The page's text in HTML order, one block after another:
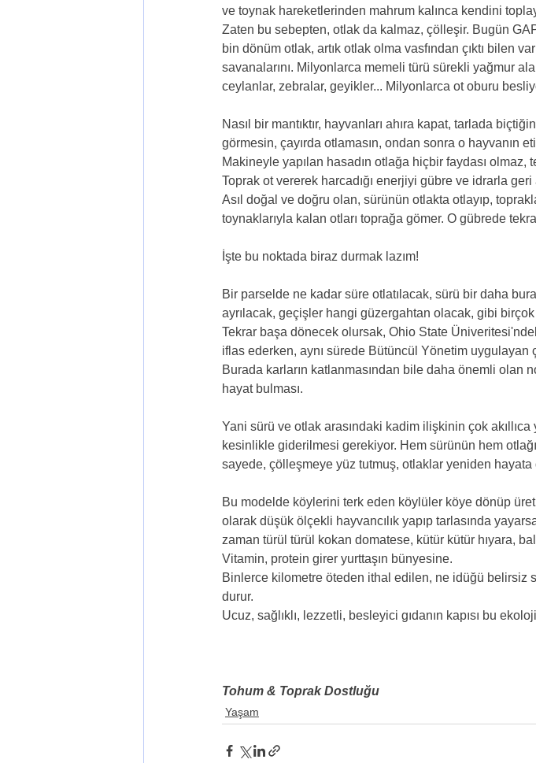
ve toynak hareketlerinden mahrum kalınca kendini
Zaten bu sebepten, otlak da kalmaz, çölleşir. Bugün
bin dönüm otlak, artık otlak olma vasfından çıktı bilen
savanalarını. Milyonlarca memeli türü sürekli yağmur
ceylanlar, zebralar, geyikler... Milyonlarca ot oburu
Nasıl bir mantıktır, hayvanları ahıra kapat, tarlada
görmesin, çayırda otlamasın, ondan sonra o hayvanın
Makineyle yapılan hasadın otlağa hiçbir faydası olmaz,
Toprak ot vererek harcadığı enerjiyi gübre ve idrarla
Asıl doğal ve doğru olan, sürünün otlakta otlayıp,
toynaklarıyla kalan otları toprağa gömer. O gübrede
İşte bu noktada biraz durmak lazım!
Bir parselde ne kadar süre otlatılacak, sürü bir daha
ayrılacak, geçişler hangi güzergahtan olacak, gibi
Tekrar başa dönecek olursak, Ohio State
iflas ederken, aynı sürede Bütüncül Yönetim uygulayan
Burada karların katlanmasından bile daha önemli olan
hayat bulması.
Yani sürü ve otlak arasındaki kadim ilişkinin çok
kesinlikle giderilmesi gerekiyor. Hem sürünün hem
sayede, çölleşmeye yüz tutmuş, otlaklar yeniden
Bu modelde köylerini terk eden köylüler köye dönüp
olarak düşük ölçekli hayvancılık yapıp tarlasında
zaman türül türül kokan domatese, kütür kütür hıyara,
Vitamin, protein girer yurttaşın bünyesine.
Binlerce kilometre öteden ithal edilen, ne idüğü belirsiz
durur.
Ucuz, sağlıklı, lezzetli, besleyici gıdanın kapısı bu
Tohum & Toprak Dostluğu
Yaşam